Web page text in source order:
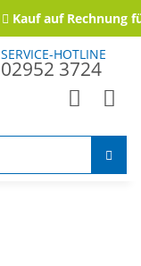
Kauf auf Rechnung
SERVICE-HOTLINE
02952 3724